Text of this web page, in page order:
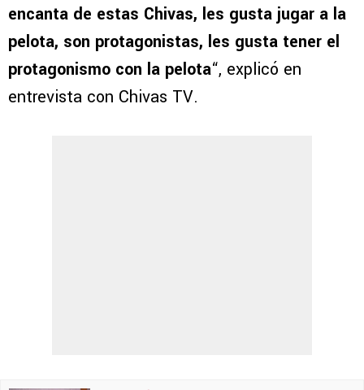
encanta de estas Chivas, les gusta jugar a la
pelota, son protagonistas, les gusta tener el
protagonismo con la pelota“, explicó en
entrevista con Chivas TV.